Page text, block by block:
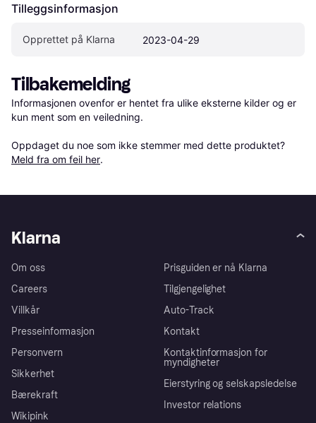
Tilleggsinformasjon
Opprettet på Klarna 2023-04-29
Tilbakemelding
Informasjonen ovenfor er hentet fra ulike eksterne kilder og er
kun ment som en veiledning.
Oppdaget du noe som ikke stemmer med dette produktet?
Meld fra om feil her.
Klarna
Om oss
Careers
Villkår
Presseinformasjon
Personvern
Sikkerhet
Bærekraft
Wikipink
Prisguiden er nå Klarna
Tilgjengelighet
Auto-Track
Kontakt
Kontaktinformasjon for
myndigheter
Eierstyring og selskapsledelse
Investor relations